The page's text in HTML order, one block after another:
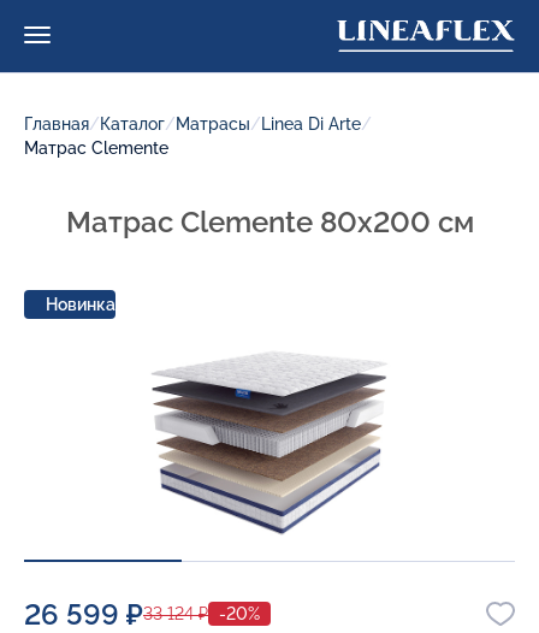
Главная/Каталог/Матрасы/ Linea Di Arte/
Матрас Clemente
Матрас Clemente 80x200 см
Новинка
26 599 ₽33 124 ₽ -20%